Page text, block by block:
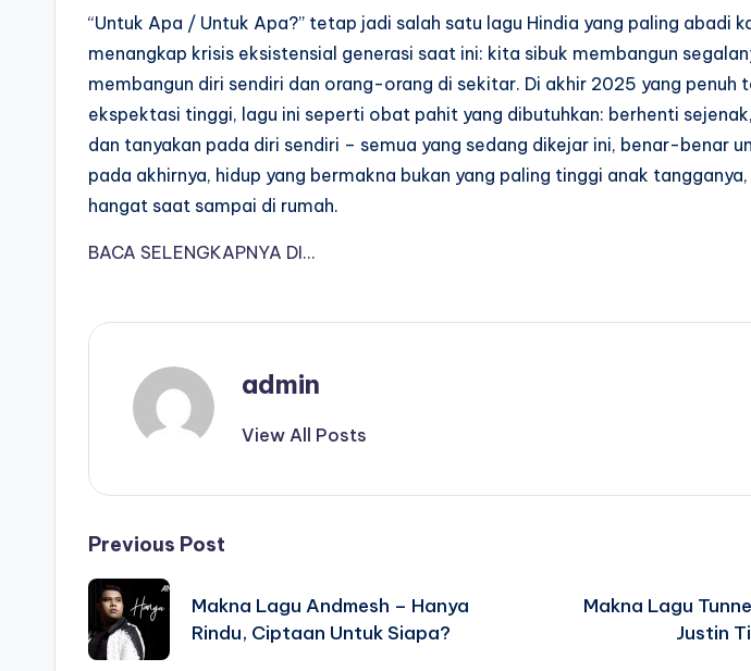
“Untuk Apa / Untuk Apa?” tetap jadi salah satu lagu Hindia yang paling abadi
menangkap krisis eksistensial generasi saat ini: kita sibuk membangun
membangun diri sendiri dan orang-orang di sekitar. Di akhir 2025 yang penuh
ekspektasi tinggi, lagu ini seperti obat pahit yang dibutuhkan: berhenti
dan tanyakan pada diri sendiri – semua yang sedang dikejar ini, benar-benar
pada akhirnya, hidup yang bermakna bukan yang paling tinggi anak
hangat saat sampai di rumah.
BACA SELENGKAPNYA DI…
admin
View All Posts
Post
navigation
Previous Post
Makna Lagu Andmesh – Hanya
Rindu, Ciptaan Untuk Siapa?
Makna Lagu
Justin